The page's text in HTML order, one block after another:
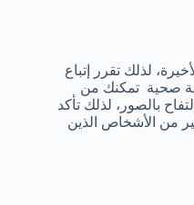
لذلك تقرر إتباع
صحية تمكنك من
بالصور، لذلك تأكد
من الأشخاص الذين